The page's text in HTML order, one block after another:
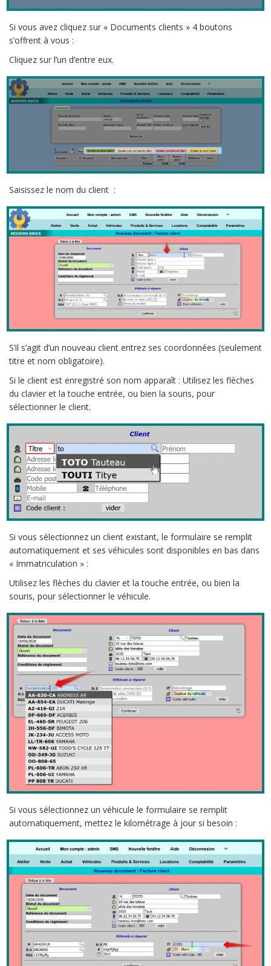
Si vous avez cliquez sur « Documents clients » 4 boutons
s’offrent à vous :
Cliquez sur l’un d’entre eux.
Saisissez le nom du client :
S’il s’agit d’un nouveau client entrez ses coordonnées (seulement
titre et nom obligatoire).
Si le client est enregistré son nom apparaît : Utilisez les flèches
du clavier et la touche entrée, ou bien la souris, pour
sélectionner le client.
Si vous sélectionnez un client existant, le formulaire se remplit
automatiquement et ses véhicules sont disponibles en bas dans
« Immatriculation » :
Utilisez les flèches du clavier et la touche entrée, ou bien la
souris, pour sélectionner le véhicule.
Si vous sélectionnez un véhicule le formulaire se remplit
automatiquement, mettez le kilométrage à jour si besoin :